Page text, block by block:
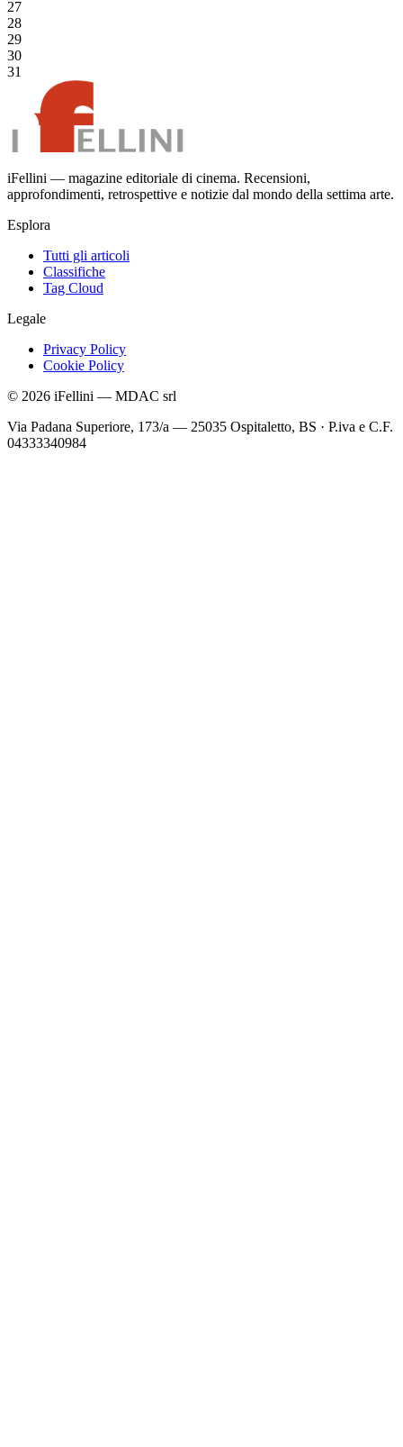
27
28
29
30
31
iFellini — magazine editoriale di cinema. Recensioni,
approfondimenti, retrospettive e notizie dal mondo della settima arte.
Esplora
Tutti gli articoli
Classifiche
Tag Cloud
Legale
Privacy Policy
Cookie Policy
© 2026 iFellini — MDAC srl
Via Padana Superiore, 173/a — 25035 Ospitaletto, BS · P.iva e C.F.
04333340984